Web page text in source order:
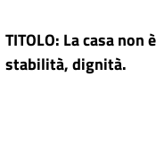
TITOLO: La casa non
stabilità, dignità.